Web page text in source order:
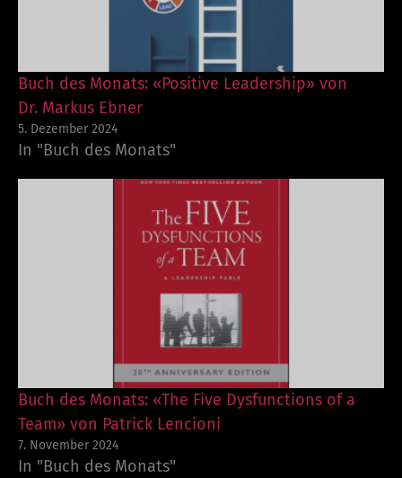
Buch des Monats: «Positive Leadership» von
Dr. Markus Ebner
5. Dezember 2024
In "Buch des Monats"
Buch des Monats: «The Five Dysfunctions of a
Team» von Patrick Lencioni
7. November 2024
In "Buch des Monats"